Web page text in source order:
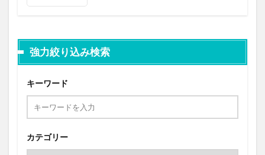
強力絞り込み検索
キーワード
カテゴリー